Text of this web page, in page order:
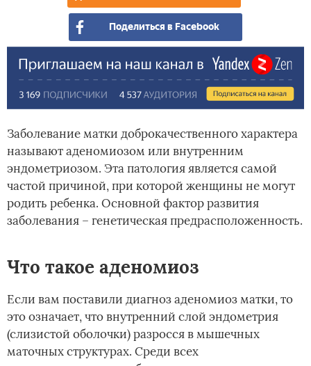
Поделиться в Facebook
Заболевание матки доброкачественного характера
называют аденомиозом или внутренним
эндометриозом. Эта патология является самой
частой причиной, при которой женщины не могут
родить ребенка. Основной фактор развития
заболевания – генетическая предрасположенность.
Что такое аденомиоз
Если вам поставили диагноз аденомиоз матки, то
это означает, что внутренний слой эндометрия
(слизистой оболочки) разросся в мышечных
маточных структурах. Среди всех